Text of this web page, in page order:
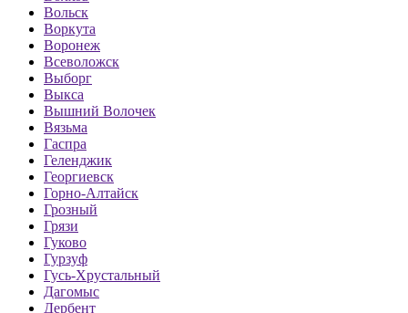
Вольск
Воркута
Воронеж
Всеволожск
Выборг
Выкса
Вышний Волочек
Вязьма
Гаспра
Геленджик
Георгиевск
Горно-Алтайск
Грозный
Грязи
Гуково
Гурзуф
Гусь-Хрустальный
Дагомыс
Дербент